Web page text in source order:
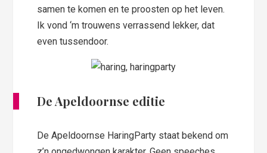
samen te komen en te proosten op het leven.
Ik vond ‘m trouwens verrassend lekker, dat
even tussendoor.
De Apeldoornse editie
De Apeldoornse HaringParty staat bekend om